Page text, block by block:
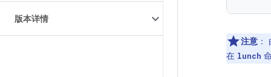
版本详情
注意 ：
在 lunch